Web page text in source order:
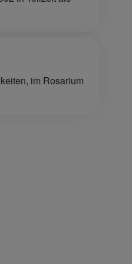
im Rosarium